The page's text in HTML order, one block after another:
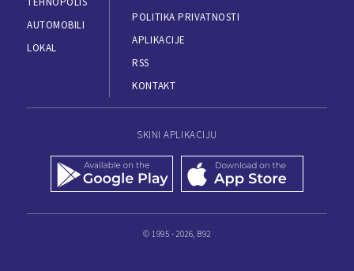
AUTOMOBILI
LOKAL
POLITIKA PRIVATNOSTI
APLIKACIJE
RSS
KONTAKT
SKINI APLIKACIJU
© 1995 - 2026, B92